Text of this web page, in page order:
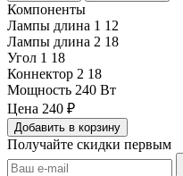
Компоненты
Лампы длина 1 12
Лампы длина 2 18
Угол 1 18
Коннектор 2 18
Мощность 240 Вт
Цена 240 ₽
Добавить в корзину
Получайте скидки первым